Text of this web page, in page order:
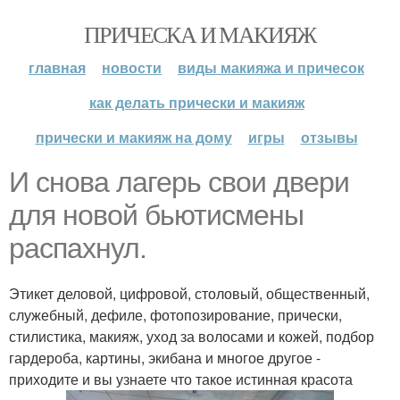
ПРИЧЕСКА И МАКИЯЖ
главная новости
виды макияжа и причесок
как делать прически и макияж
прически и макияж на дому
игры отзывы
И снова лагерь свои двери
для новой бьютисмены
распахнул.
Этикет деловой, цифровой, столовый, общественный,
служебный, дефиле, фотопозирование, прически,
стилистика, макияж, уход за волосами и кожей, подбор
гардероба, картины, экибана и многое другое -
приходите и вы узнаете что такое истинная красота